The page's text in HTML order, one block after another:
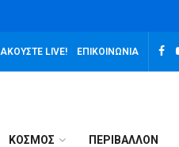
ΑΚΟΎΣΤΕ LIVE! ΕΠΙΚΟΙΝΩΝΊΑ
ΚΟΣΜΟΣ ΠΕΡΙΒΑΛΛΟΝ